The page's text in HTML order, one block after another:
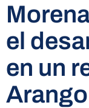
el
en un
Arango